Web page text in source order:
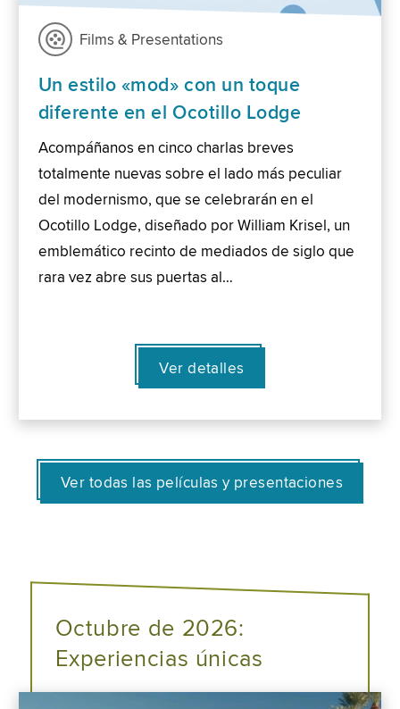
Films & Presentations
Un estilo «mod» con un toque
diferente en el Ocotillo Lodge
Acompáñanos en cinco charlas breves
totalmente nuevas sobre el lado más peculiar
del modernismo, que se celebrarán en el
Ocotillo Lodge, diseñado por William Krisel, un
emblemático recinto de mediados de siglo que
rara vez abre sus puertas al…
Ver detalles
Ver todas las películas y presentaciones
Octubre de 2026:
Experiencias únicas